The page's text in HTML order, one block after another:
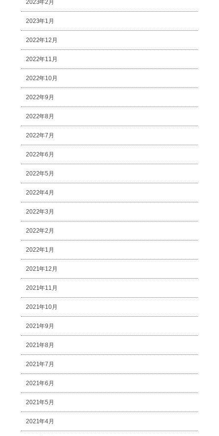
2023年2月
2023年1月
2022年12月
2022年11月
2022年10月
2022年9月
2022年8月
2022年7月
2022年6月
2022年5月
2022年4月
2022年3月
2022年2月
2022年1月
2021年12月
2021年11月
2021年10月
2021年9月
2021年8月
2021年7月
2021年6月
2021年5月
2021年4月